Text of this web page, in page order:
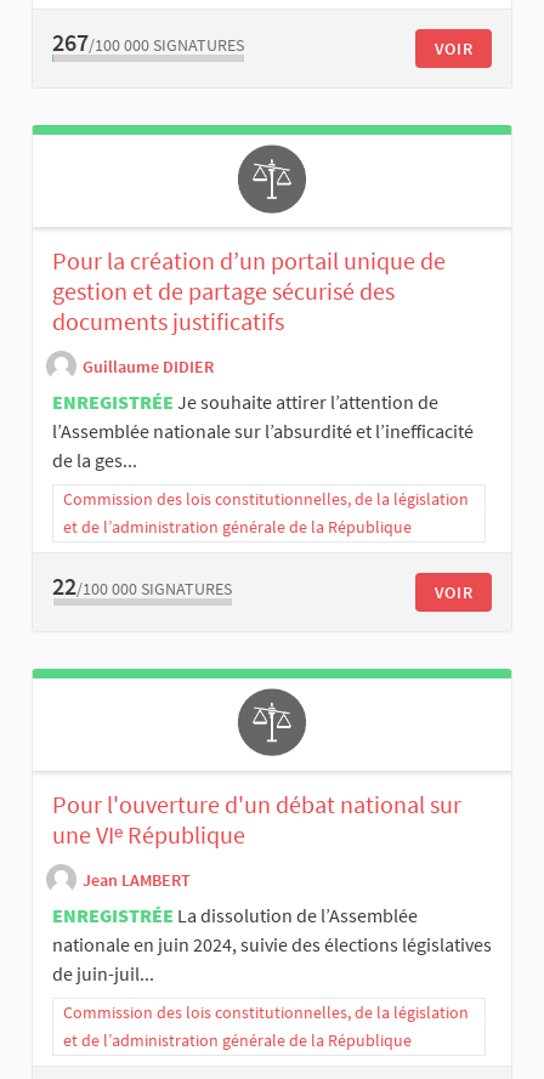
267/100 000 SIGNATURES VOIR
Pour la création d’un portail unique de
gestion et de partage sécurisé des
documents justificatifs
Guillaume DIDIER
ENREGISTRÉE Je souhaite attirer l’attention de
l’Assemblée nationale sur l’absurdité et l’inefficacité
de la ges...
Commission des lois constitutionnelles, de la législation
et de l’administration générale de la République
22/100 000 SIGNATURES VOIR
Pour l'ouverture d'un débat national sur
une VIᵉ République
Jean LAMBERT
ENREGISTRÉE La dissolution de l’Assemblée
nationale en juin 2024, suivie des élections législatives
de juin-juil...
Commission des lois constitutionnelles, de la législation
et de l’administration générale de la République